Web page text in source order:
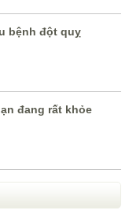
bệnh đột quỵ
đang rất khỏe